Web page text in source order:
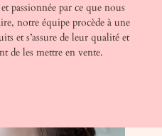
passionnée par ce que nous
notre équipe procède à une
et s’assure de leur qualité et
de les mettre en vente.